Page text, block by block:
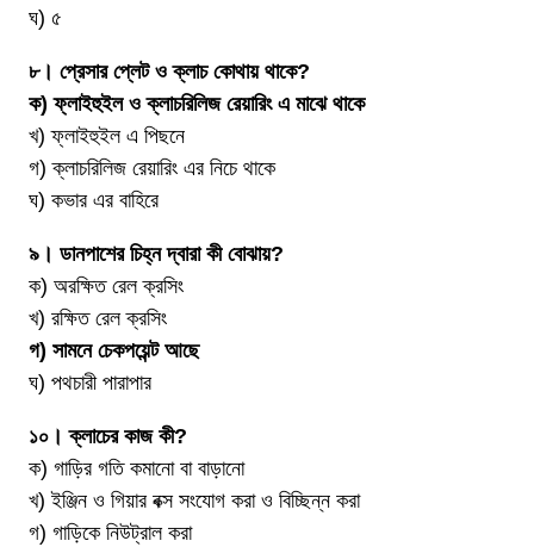
ঘ) ৫
৮। প্রেসার প্লেট ও ক্লাচ কোথায় থাকে?
ক) ফ্লাইহুইল ও ক্লাচরিলিজ রেয়ারিং এ মাঝে থাকে
খ) ফ্লাইহুইল এ পিছনে
গ) ক্লাচরিলিজ রেয়ারিং এর নিচে থাকে
ঘ) কভার এর বাহিরে
৯। ডানপাশের চিহ্ন দ্বারা কী বোঝায়?
ক) অরক্ষিত রেল ক্রসিং
খ) রক্ষিত রেল ক্রসিং
গ) সামনে চেকপয়েন্ট আছে
ঘ) পথচারী পারাপার
১০। ক্লাচের কাজ কী?
ক) গাড়ির গতি কমানো বা বাড়ানো
খ) ইঞ্জিন ও গিয়ার বক্স সংযোগ করা ও বিচ্ছিন্ন করা
গ) গাড়িকে নিউট্রাল করা